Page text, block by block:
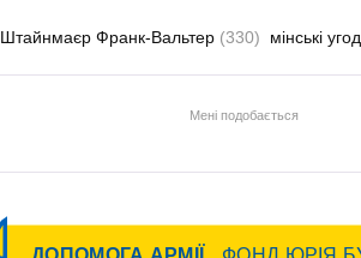
Штайнмаєр Франк-Вальтер (330) мінські
Мені подобається